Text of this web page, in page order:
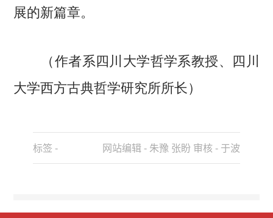
展的新篇章。
（作者系四川大学哲学系教授、四川
大学西方古典哲学研究所所长）
标签 - 网站编辑 - 朱豫 张盼 审核 - 于波